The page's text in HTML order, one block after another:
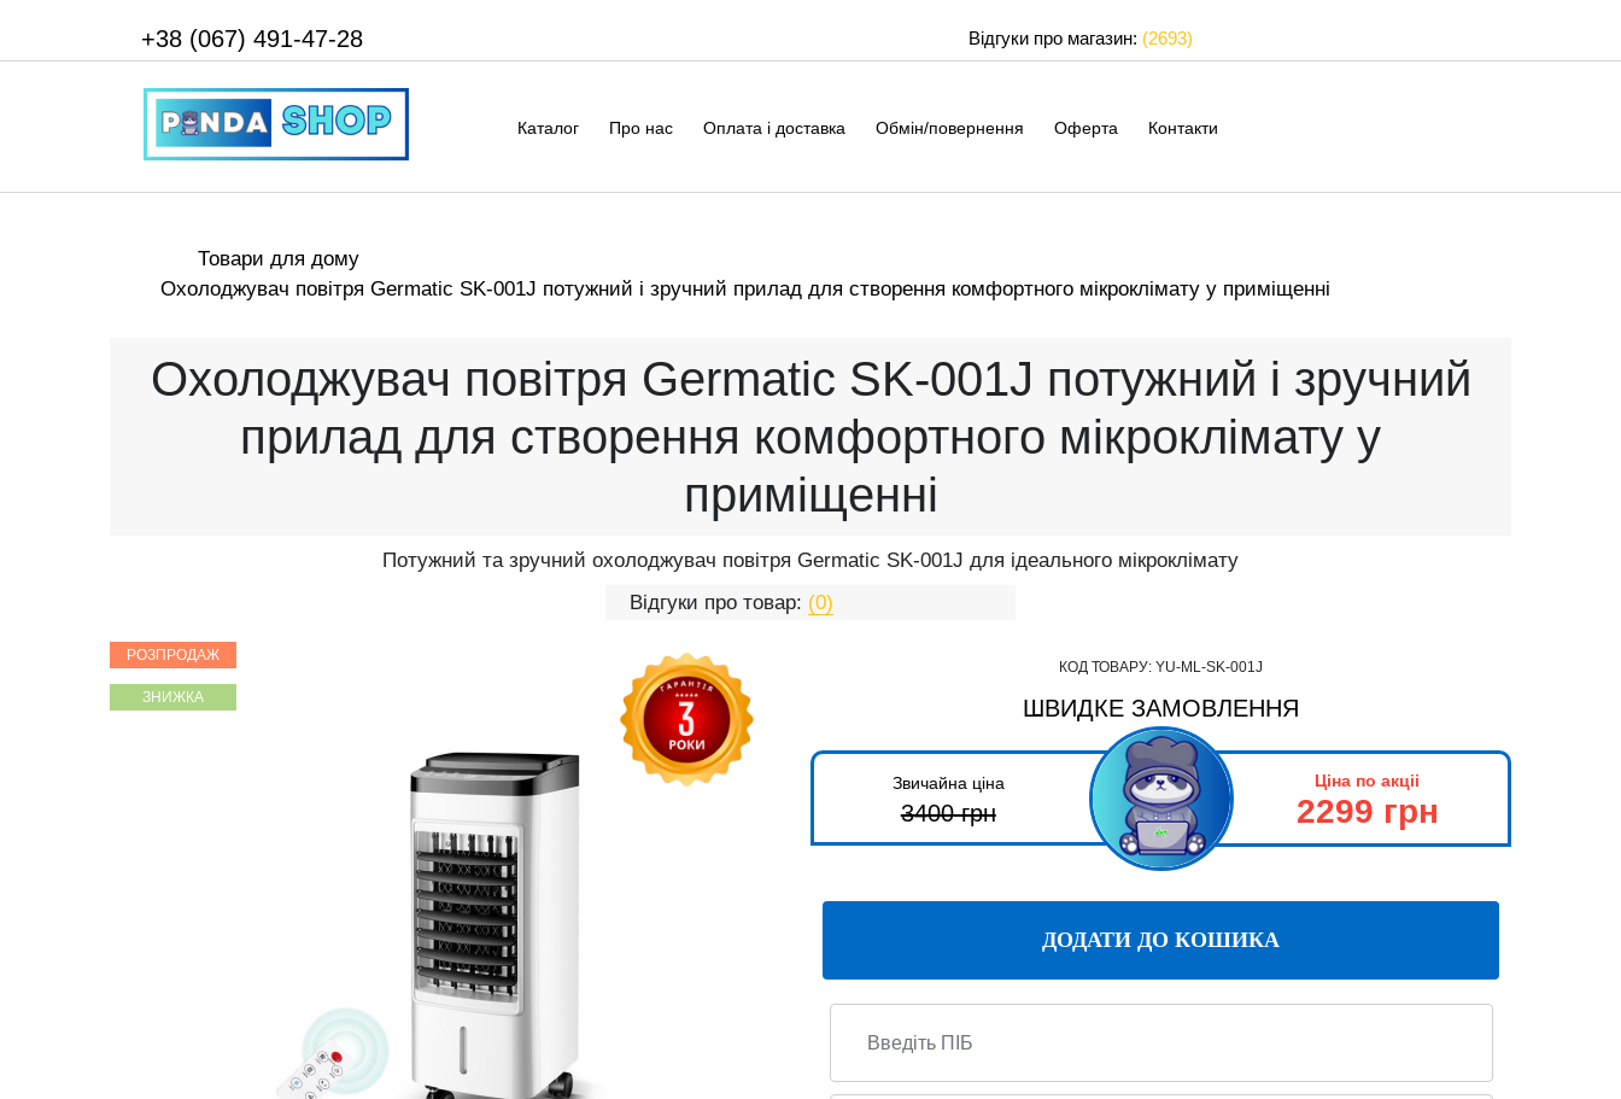
+38 (067) 491-47-28 Відгуки про магазин: (2693)
Каталог Про нас Оплата і доставка Обмін/повернення Оферта Контакти
Товари для дому
Охолоджувач повітря Germatic SK-001J потужний і зручний прилад для створення комфортного мікроклімату у приміщенні
Охолоджувач повітря Germatic SK-001J потужний і зручний
прилад для створення комфортного мікроклімату у
приміщенні
Потужний та зручний охолоджувач повітря Germatic SK-001J для ідеального мікроклімату
Відгуки про товар: (0)
РОЗПРОДАЖ
ЗНИЖКА
КОД ТОВАРУ: YU-ML-SK-001J
ШВИДКЕ ЗАМОВЛЕННЯ
Звичайна ціна
3400грн
Ціна по акціі
2299 грн
ДОДАТИ ДО КОШИКА